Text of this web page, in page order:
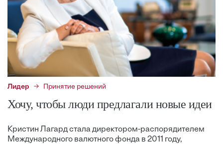
Лидер Принятие решений
Хочу, чтобы люди предлагали новые идеи
Кристин Лагард стала директором-распорядителем
Международного валютного фонда в 2011 году,